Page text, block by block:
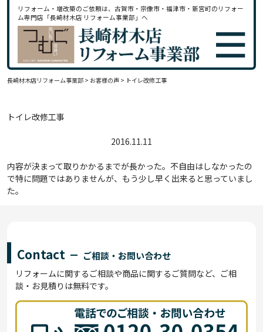
リフォーム・増改築のご依頼は、古賀市・宗像市・福津市・新宮町のリフォー
ム専門店「長崎材木店 リフォーム事業部」へ
長崎材木店リフォーム事業部 > お客様の声 > トイレ改修工事
トイレ改修工事
2016.11.11
内容が決まって取りかかるまでが長かった。不自由はしなかったの
で特に問題ではありませんが、もう少し早く出来ると思っていまし
た。
Contact ご相談・お問い合わせ
リフォームに関するご相談や商品に関するご質問など、ご相
談・お見積りは無料です。